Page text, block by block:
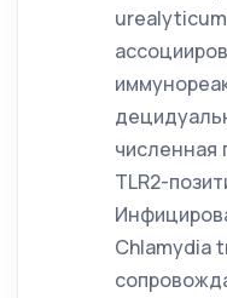
численная
TLR2-
Chlamydia